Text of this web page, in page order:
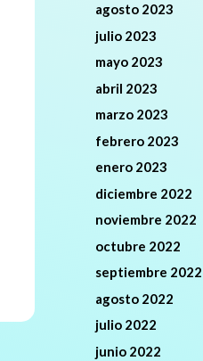
agosto 2023
julio 2023
mayo 2023
abril 2023
marzo 2023
febrero 2023
enero 2023
diciembre 2022
noviembre 2022
octubre 2022
septiembre 2022
agosto 2022
julio 2022
junio 2022